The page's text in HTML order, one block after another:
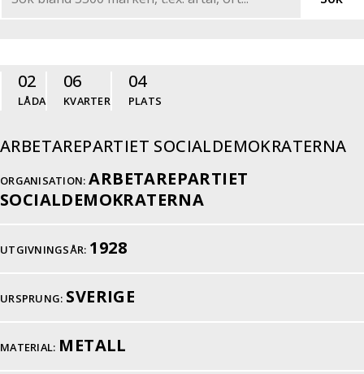
02
LÅDA
06
KVARTER
04
PLATS
ARBETAREPARTIET SOCIALDEMOKRATERNA
ORGANISATION: ARBETAREPARTIET
SOCIALDEMOKRATERNA
UTGIVNINGSÅR: 1928
URSPRUNG: SVERIGE
MATERIAL: METALL